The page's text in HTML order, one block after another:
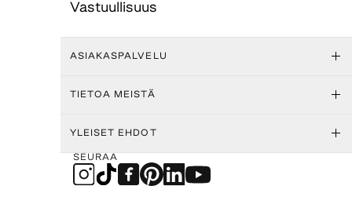
Vastuullisuus
ASIAKASPALVELU
TIETOA MEISTÄ
YLEISET EHDOT
SEURAA